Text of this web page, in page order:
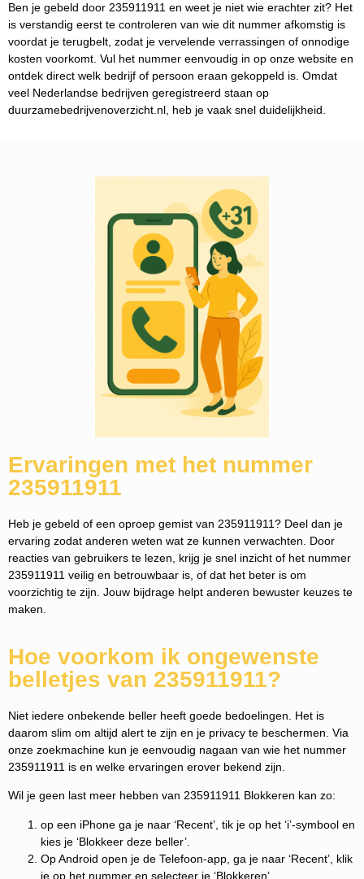
Ben je gebeld door 235911911 en weet je niet wie erachter zit? Het
is verstandig eerst te controleren van wie dit nummer afkomstig is
voordat je terugbelt, zodat je vervelende verrassingen of onnodige
kosten voorkomt. Vul het nummer eenvoudig in op onze website en
ontdek direct welk bedrijf of persoon eraan gekoppeld is. Omdat
veel Nederlandse bedrijven geregistreerd staan op
duurzamebedrijvenoverzicht.nl, heb je vaak snel duidelijkheid.
Ervaringen met het nummer
235911911
Heb je gebeld of een oproep gemist van 235911911? Deel dan je
ervaring zodat anderen weten wat ze kunnen verwachten. Door
reacties van gebruikers te lezen, krijg je snel inzicht of het nummer
235911911 veilig en betrouwbaar is, of dat het beter is om
voorzichtig te zijn. Jouw bijdrage helpt anderen bewuster keuzes te
maken.
Hoe voorkom ik ongewenste
belletjes van 235911911?
Niet iedere onbekende beller heeft goede bedoelingen. Het is
daarom slim om altijd alert te zijn en je privacy te beschermen. Via
onze zoekmachine kun je eenvoudig nagaan van wie het nummer
235911911 is en welke ervaringen erover bekend zijn.
Wil je geen last meer hebben van 235911911 Blokkeren kan zo:
op een iPhone ga je naar ‘Recent’, tik je op het ‘i’-symbool en
kies je ‘Blokkeer deze beller’.
Op Android open je de Telefoon-app, ga je naar ‘Recent’, klik
je op het nummer en selecteer je ‘Blokkeren’.